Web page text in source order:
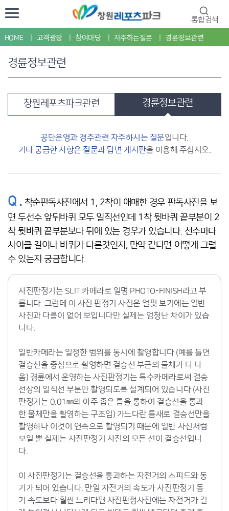
통합검색
HOME 고객광장 참여마당 자주하는질문 경륜정보관련
경륜정보관련
창원레포츠파크관련 경륜정보관련
공단운영과 경주관련 자주하시는 질문입니다.
기타 궁금한 사항은 질문과 답변 게시판을 이용해 주십시오.
Q . 착순판독사진에서 1, 2착이 애매한 경우 판독사진을 보
면 두선수 앞뒤바퀴 모두 일직선인데 1착 뒷바퀴 끝부분이 2
착 뒷바퀴 끝부분보다 뒤에 있는 경우가 있습니다. 선수마다
사이클 길이나 바퀴가 다른것인지, 만약 같다면 어떻게 그럴
수 있는지 궁금합니다.
사진판정기는 SLIT 카메라로 일명 PHOTO-FINISH라고 부
릅니다. 그런데 이 사진 판정기 사진은 얼핏 보기에는 일반
사진과 다름이 없어 보입니다만 실제는 엄청난 차이가 있습
니다.
일반카메라는 일정한 범위를 동시에 촬영합니다 (예를 들면
결승선을 중심으로 촬영하면 결승선 부근의 물체가 다 나
옴) 경륜에서 운영하는 사진판정기는 특수카메라로써 결승
선상의 일직선 부분만 촬영되도록 설계되어 있습니다 (사진
판정기는 0.01㎜의 아주 좁은 틈을 통하여 결승선을 통과
한 물체만을 촬영하는 구조임) 가느다란 틈새로 결승선만을
촬영하나 이것이 연속으로 촬영되기 때문에 일반 사진처럼
보일 뿐 실제는 사진판정기 사진의 모든 선이 결승선입니
다.
이 사진판정기는 결승선을 통과하는 자전거의 스피드와 동
기가 되어 있습니다. 만일 자전거의 속도가 사진판정기 동
기 속도보다 훨씬 느리다면 사진판정사진에는 자전거가 길